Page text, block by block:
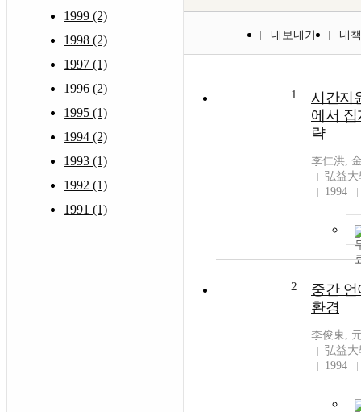
1999 (2)
1998 (2)
1997 (1)
1996 (2)
1995 (1)
1994 (2)
1993 (1)
1992 (1)
1991 (1)
내보내기 내
1
시간지
에서
략
李仁洪,
弘益
1994
2
중간 언
환경
李俊東,
弘益
1994